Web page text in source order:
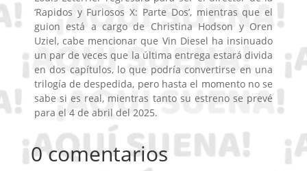
‘Rapidos y Furiosos X: Parte Dos’, mientras que el
guion está a cargo de Christina Hodson y Oren
Uziel, cabe mencionar que Vin Diesel ha insinuado
un par de veces que la última entrega estará divida
en dos capítulos, lo que podría convertirse en una
trilogía de despedida, pero hasta el momento no se
sabe si es real, mientras tanto su estreno se prevé
para el 4 de abril del 2025.
0 comentarios